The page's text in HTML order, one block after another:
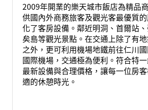
2009年開業的樂天城市飯店為精品
供國內外商務旅客及觀光客最優質
化了客房設備。鄰近明洞、首爾站
矣島等觀光景點。在交通上除了有
之外，更可利用機場地鐵前往仁川
國際機場，交通極為便利。符合特
最新設備與合理價格，讓每一位房
適的休憩時光。